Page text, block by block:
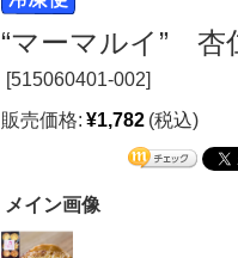
“マーマルイ”
[515060401-002]
販売価格: ¥1,782 (税込)
メイン画像